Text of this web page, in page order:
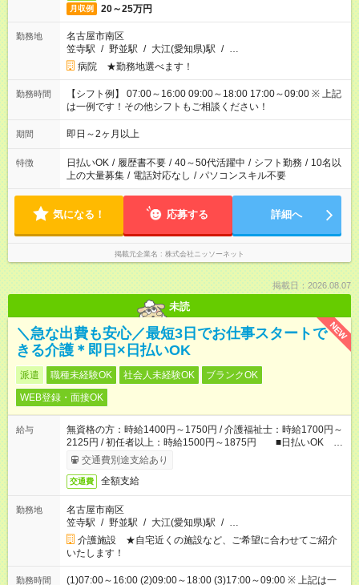
月収例 20～25万円
勤務地
名古屋市南区
笠寺駅 / 野並駅 / 大江(愛知県)駅 / …
病院 ★勤務地選べます！
勤務時間
【シフト例】 07:00～16:00 09:00～18:00 17:00～09:00 ※ 上記
は一例です！その他シフトもご相談ください！
期間 即日～2ヶ月以上
特徴 日払いOK / 履歴書不要 / 40～50代活躍中 / シフト勤務 / 10名以
上の大量募集 / 電話対応なし / パソコンスキル不要
気になる！ 応募する 詳細へ
掲載元企業名 株式会社ニッソーネット
掲載日：2026.08.07
未読
NEW
＼急な出費も安心／最短3日でお仕事スタートで
きる介護＊即日×日払いOK
派遣 職種未経験OK 社会人未経験OK
ブランクOK
WEB登録・面接OK
給与
無資格の方：時給1400円～1750円 / 介護福祉士：時給1700円～
2125円 / 初任者以上：時給1500円～1875円 ■日払いOK ■
日収例：1万1200円（時給1400円×8h）
交通費別途支給あり
交通費 全額支給
勤務地
名古屋市南区
笠寺駅 / 野並駅 / 大江(愛知県)駅 / …
介護施設 ★自宅近くの施設など、ご希望に合わせてご紹介
いたします！
勤務時間
(1)07:00～16:00 (2)09:00～18:00 (3)17:00～09:00 ※ 上記は一